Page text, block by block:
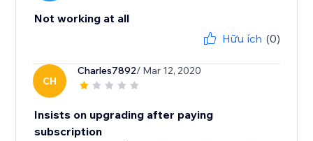
Not working at all
Hữu ích (0)
CH
Charles7892/ Mar 12, 2020
Insists on upgrading after paying
subscription